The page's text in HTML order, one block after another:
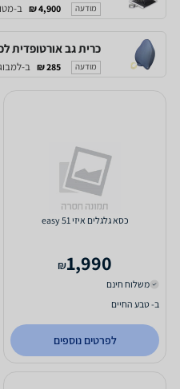
מודעה 4,900 ₪ ב-
כרית גב אורטופדית
מודעה 285 ₪ ב-
כסא גלגלים איזי easy 51
1,990
₪
משלוח חינם
ב- טבע החיים
לפרטים נוספים